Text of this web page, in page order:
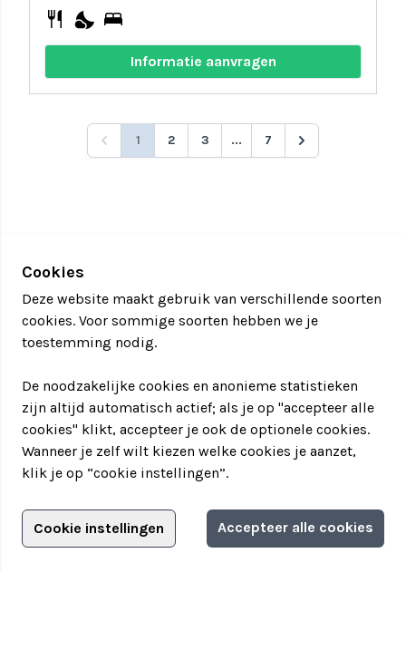
Filter jouw teamuitstapje!
restaurant nights_stay bed
Informatie aanvragen
1 2 3 ... 7
Adverteren?
Adverteerdersopties
Cookies
Deze website maakt gebruik van verschillende soorten
cookies. Voor sommige soorten hebben we je
toestemming nodig.
De noodzakelijke cookies en anonieme statistieken
zijn altijd automatisch actief; als je op "accepteer alle
cookies" klikt, accepteer je ook de optionele cookies.
Wanneer je zelf wilt kiezen welke cookies je aanzet,
klik je op “cookie instellingen”.
Cookie instellingen Accepteer alle cookies